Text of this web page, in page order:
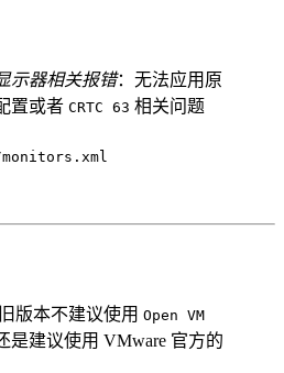
示器相关报错：无法应用原
置或者 CRTC 63 相关问题
版本不建议使用 Open VM
是建议使用 VMware 官方的